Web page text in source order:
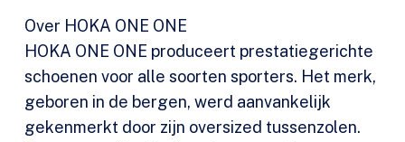
Over HOKA ONE ONE
HOKA ONE ONE produceert prestatiegerichte
schoenen voor alle soorten sporters. Het merk,
geboren in de bergen, werd aanvankelijk
gekenmerkt door zijn oversized tussenzolen.